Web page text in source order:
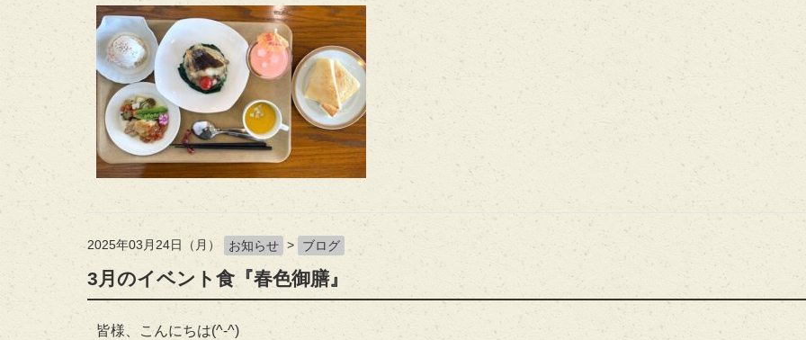
2025年03月24日（月） お知らせ > ブログ
3月のイベント食『春色御膳』
皆様、こんにちは(^-^)